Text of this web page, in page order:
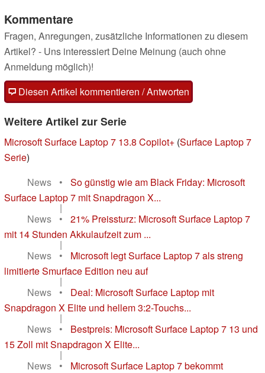
Kommentare
Fragen, Anregungen, zusätzliche Informationen zu diesem
Artikel? - Uns interessiert Deine Meinung (auch ohne
Anmeldung möglich)!
Diesen Artikel kommentieren / Antworten
Weitere Artikel zur Serie
Microsoft Surface Laptop 7 13.8 Copilot+ (Surface Laptop 7
Serie)
News
•
So günstig wie am Black Friday: Microsoft
Surface Laptop 7 mit Snapdragon X...
|
News
•
21% Preissturz: Microsoft Surface Laptop 7
mit 14 Stunden Akkulaufzeit zum ...
|
News
•
Microsoft legt Surface Laptop 7 als streng
limitierte Smurface Edition neu auf
|
News
•
Deal: Microsoft Surface Laptop mit
Snapdragon X Elite und hellem 3:2-Touchs...
|
News
•
Bestpreis: Microsoft Surface Laptop 7 13 und
15 Zoll mit Snapdragon X Elite...
|
News
•
Microsoft Surface Laptop 7 bekommt